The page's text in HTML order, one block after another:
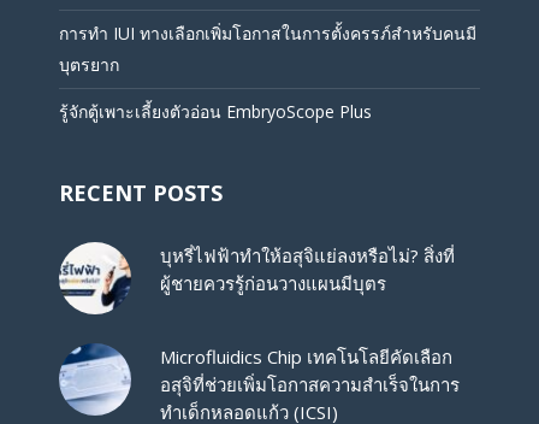
การทำ IUI ทางเลือกเพิ่มโอกาสในการตั้งครรภ์สำหรับคนมี
บุตรยาก
รู้จักตู้เพาะเลี้ยงตัวอ่อน EmbryoScope Plus
RECENT POSTS
บุหรี่ไฟฟ้าทำให้อสุจิแย่ลงหรือไม่? สิ่งที่
ผู้ชายควรรู้ก่อนวางแผนมีบุตร
Microfluidics Chip เทคโนโลยีคัดเลือก
อสุจิที่ช่วยเพิ่มโอกาสความสำเร็จในการ
ทำเด็กหลอดแก้ว (ICSI)